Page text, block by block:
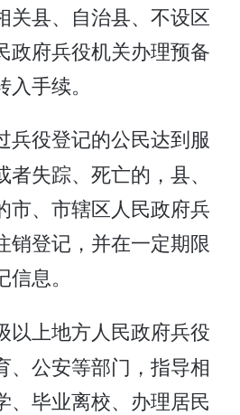
关县、自治县、不设区
政府兵役机关办理预备
手续。
兵役登记的公民达到服
失踪、死亡的，县、
市、市辖区人民政府兵
销登记，并在一定期限
息。
以上地方人民政府兵役
、公安等部门，指导相
、毕业离校、办理居民